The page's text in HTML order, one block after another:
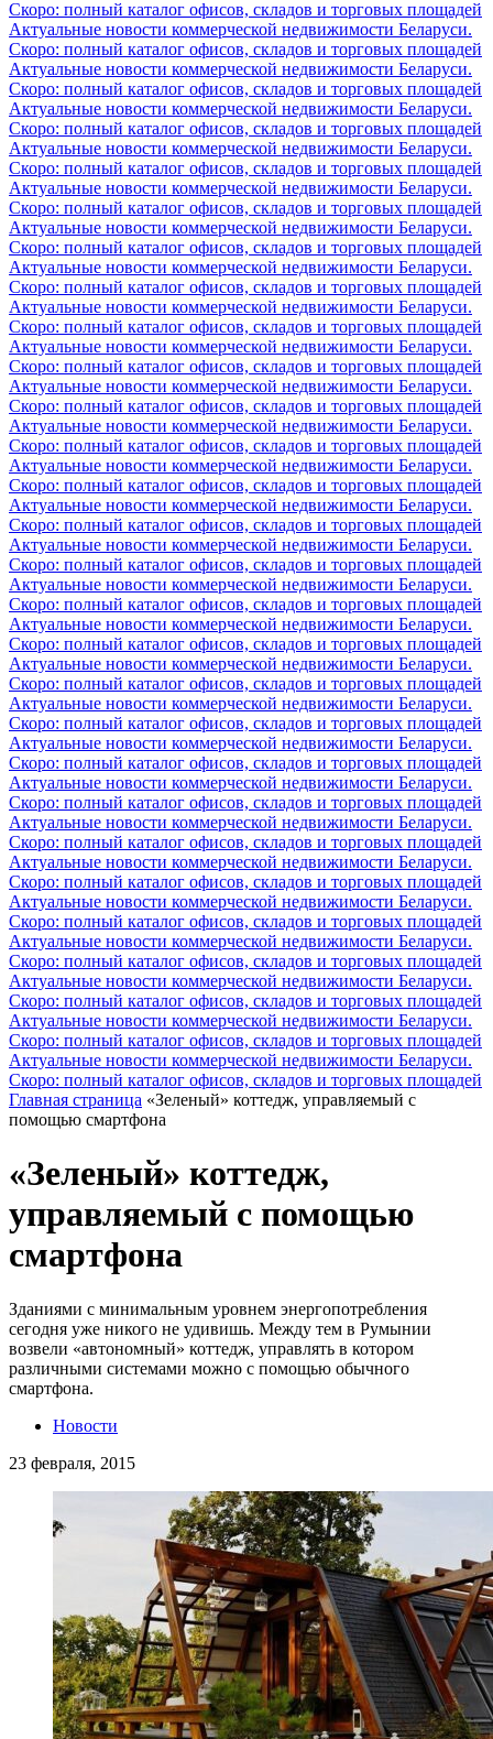
Скоро: полный каталог офисов, складов и торговых площадей
Актуальные новости коммерческой недвижимости Беларуси.
Скоро: полный каталог офисов, складов и торговых площадей
Актуальные новости коммерческой недвижимости Беларуси.
Скоро: полный каталог офисов, складов и торговых площадей
Актуальные новости коммерческой недвижимости Беларуси.
Скоро: полный каталог офисов, складов и торговых площадей
Актуальные новости коммерческой недвижимости Беларуси.
Скоро: полный каталог офисов, складов и торговых площадей
Актуальные новости коммерческой недвижимости Беларуси.
Скоро: полный каталог офисов, складов и торговых площадей
Актуальные новости коммерческой недвижимости Беларуси.
Скоро: полный каталог офисов, складов и торговых площадей
Актуальные новости коммерческой недвижимости Беларуси.
Скоро: полный каталог офисов, складов и торговых площадей
Актуальные новости коммерческой недвижимости Беларуси.
Скоро: полный каталог офисов, складов и торговых площадей
Актуальные новости коммерческой недвижимости Беларуси.
Скоро: полный каталог офисов, складов и торговых площадей
Актуальные новости коммерческой недвижимости Беларуси.
Скоро: полный каталог офисов, складов и торговых площадей
Актуальные новости коммерческой недвижимости Беларуси.
Скоро: полный каталог офисов, складов и торговых площадей
Актуальные новости коммерческой недвижимости Беларуси.
Скоро: полный каталог офисов, складов и торговых площадей
Актуальные новости коммерческой недвижимости Беларуси.
Скоро: полный каталог офисов, складов и торговых площадей
Актуальные новости коммерческой недвижимости Беларуси.
Скоро: полный каталог офисов, складов и торговых площадей
Актуальные новости коммерческой недвижимости Беларуси.
Скоро: полный каталог офисов, складов и торговых площадей
Актуальные новости коммерческой недвижимости Беларуси.
Скоро: полный каталог офисов, складов и торговых площадей
Актуальные новости коммерческой недвижимости Беларуси.
Скоро: полный каталог офисов, складов и торговых площадей
Актуальные новости коммерческой недвижимости Беларуси.
Скоро: полный каталог офисов, складов и торговых площадей
Актуальные новости коммерческой недвижимости Беларуси.
Скоро: полный каталог офисов, складов и торговых площадей
Актуальные новости коммерческой недвижимости Беларуси.
Скоро: полный каталог офисов, складов и торговых площадей
Актуальные новости коммерческой недвижимости Беларуси.
Скоро: полный каталог офисов, складов и торговых площадей
Актуальные новости коммерческой недвижимости Беларуси.
Скоро: полный каталог офисов, складов и торговых площадей
Актуальные новости коммерческой недвижимости Беларуси.
Скоро: полный каталог офисов, складов и торговых площадей
Актуальные новости коммерческой недвижимости Беларуси.
Скоро: полный каталог офисов, складов и торговых площадей
Актуальные новости коммерческой недвижимости Беларуси.
Скоро: полный каталог офисов, складов и торговых площадей
Актуальные новости коммерческой недвижимости Беларуси.
Скоро: полный каталог офисов, складов и торговых площадей
Актуальные новости коммерческой недвижимости Беларуси.
Скоро: полный каталог офисов, складов и торговых площадей
Главная страница «Зеленый» коттедж, управляемый с
помощью смартфона
«Зеленый» коттедж,
управляемый с помощью
смартфона
Зданиями с минимальным уровнем энергопотребления
сегодня уже никого не удивишь. Между тем в Румынии
возвели «автономный» коттедж, управлять в котором
различными системами можно с помощью обычного
смартфона.
Новости
23 февраля, 2015